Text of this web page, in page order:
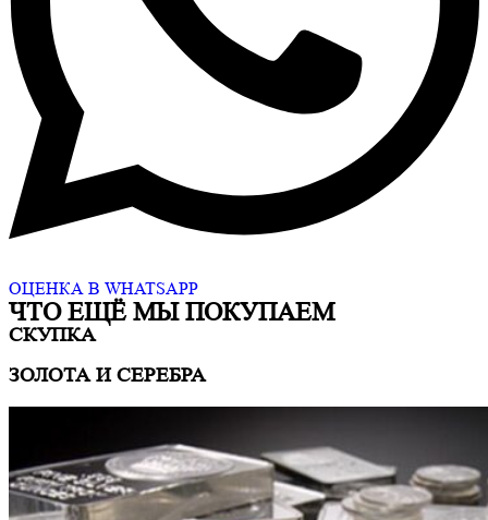
ОЦЕНКА В WHATSAPP
ЧТО ЕЩË МЫ ПОКУПАЕМ
СКУПКА
ЗОЛОТА И СЕРЕБРА